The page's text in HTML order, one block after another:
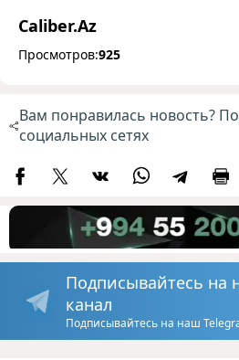
Caliber.Az
Просмотров:925
Вам понравилась новость?
социальных сетях
Подписывайтесь на
канал
Подписывайтесь на наш